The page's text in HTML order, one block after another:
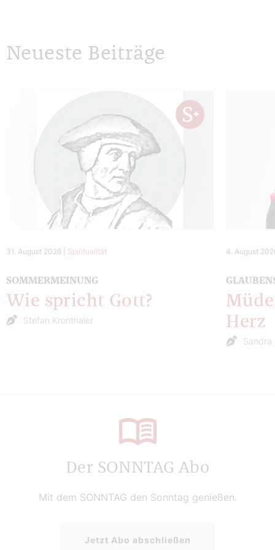
Neueste Beiträge
31. August 2026 Spiritualität
SOMMERMEINUNG
Wie spricht Gott?
Stefan Kronthaler
4. August
Herz
Sandra
Der SONNTAG Abo
Mit dem SONNTAG den Sonntag genießen.
Jetzt Abo abschließen